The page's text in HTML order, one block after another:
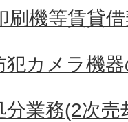
刷機等賃貸
犯カメラ機
分業務(2次売